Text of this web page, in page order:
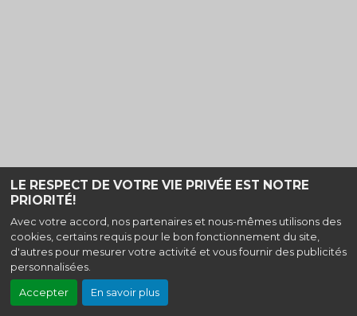
LE RESPECT DE VOTRE VIE PRIVÉE EST NOTRE
PRIORITÉ!
Avec votre accord, nos partenaires et nous-mêmes utilisons des
cookies, certains requis pour le bon fonctionnement du site,
d'autres pour mesurer votre activité et vous fournir des publicités
personnalisées.
Accepter En savoir plus